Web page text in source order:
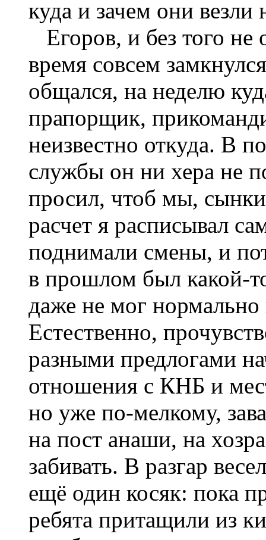
куда и зачем они
Егоров, и без того не
время совсем
общался, на неделю
прапорщик,
неизвестно откуда. В
службы он ни хера не
просил, чтоб мы,
расчет я расписывал
поднимали смены, и
в прошлом был какой-
даже не мог нормально
Естественно,
разными предлогами
отношения с КНБ и
но уже по-мелкому,
на пост анаши, на
забивать. В разгар
ещё один косяк: пока
ребята притащили из